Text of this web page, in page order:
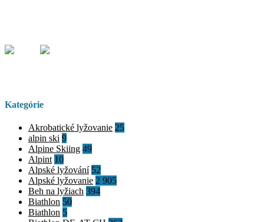
Kategórie
Akrobatické lyžovanie 25
alpin ski 9
Alpine Skiing 49
Alpint 10
Alpské lyžování 52
Alpské lyžovanie 2 905
Beh na lyžiach 394
Biathlon 50
Biathlon 5